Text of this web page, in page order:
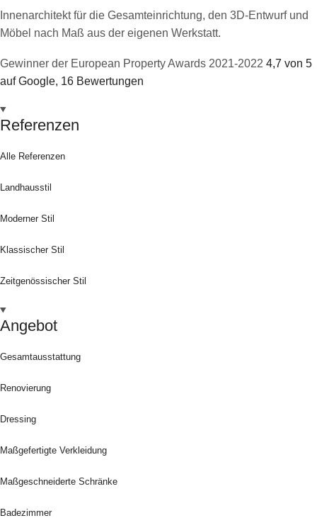
Innenarchitekt für die Gesamteinrichtung, den 3D-Entwurf und
Möbel nach Maß aus der eigenen Werkstatt.
Gewinner der European Property Awards 2021-2022 4,7 von 5
auf Google, 16 Bewertungen
Referenzen
Alle Referenzen
Landhausstil
Moderner Stil
Klassischer Stil
Zeitgenössischer Stil
Angebot
Gesamtausstattung
Renovierung
Dressing
Maßgefertigte Verkleidung
Maßgeschneiderte Schränke
Badezimmer